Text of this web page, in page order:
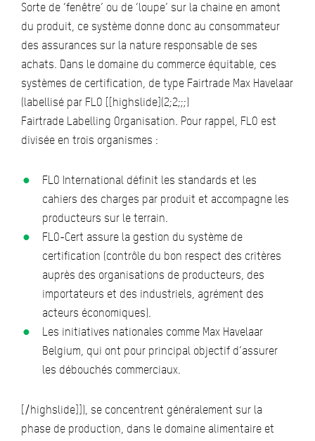
Sorte de ‘fenêtre’ ou de ‘loupe’ sur la chaine en amont
du produit, ce système donne donc au consommateur
des assurances sur la nature responsable de ses
achats. Dans le domaine du commerce équitable, ces
systèmes de certification, de type Fairtrade Max Havelaar
(labellisé par FLO [[highslide](2;2;;;)
Fairtrade Labelling Organisation. Pour rappel, FLO est
divisée en trois organismes :
FLO International définit les standards et les
cahiers des charges par produit et accompagne les
producteurs sur le terrain.
FLO-Cert assure la gestion du système de
certification (contrôle du bon respect des critères
auprès des organisations de producteurs, des
importateurs et des industriels, agrément des
acteurs économiques).
Les initiatives nationales comme Max Havelaar
Belgium, qui ont pour principal objectif d’assurer
les débouchés commerciaux.
[/highslide]]), se concentrent généralement sur la
phase de production, dans le domaine alimentaire et